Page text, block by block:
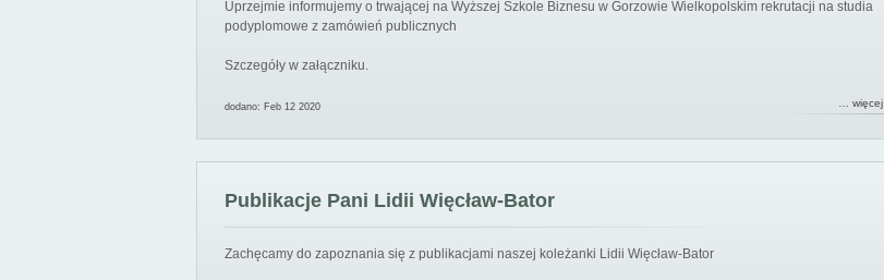
Uprzejmie informujemy o trwającej na Wyższej Szkole Biznesu w Gorzowie Wielkopolskim rekrutacji na studia
podyplomowe z zamówień publicznych
Szczegóły w załączniku.
dodano: Feb 12 2020 … więcej
Publikacje Pani Lidii Więcław-Bator
Zachęcamy do zapoznania się z publikacjami naszej koleżanki Lidii Więcław-Bator